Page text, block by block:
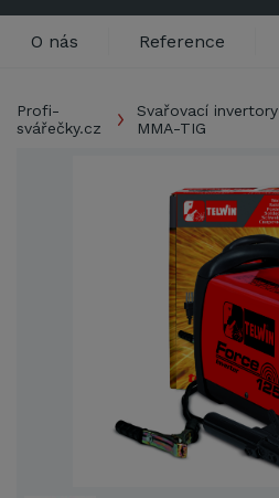
O nás Reference
Profi-
svářečky.cz
Svařovací invertory
MMA-TIG